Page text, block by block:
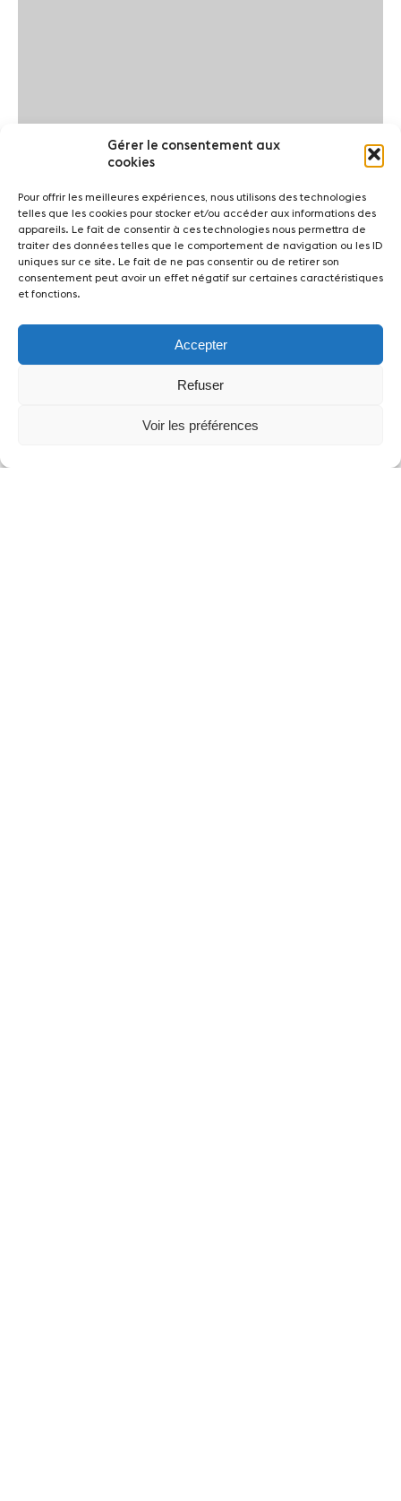
Gérer le consentement aux
cookies
Pour offrir les meilleures expériences, nous utilisons des technologies
telles que les cookies pour stocker et/ou accéder aux informations des
appareils. Le fait de consentir à ces technologies nous permettra de
traiter des données telles que le comportement de navigation ou les ID
uniques sur ce site. Le fait de ne pas consentir ou de retirer son
consentement peut avoir un effet négatif sur certaines caractéristiques
et fonctions.
Accepter
Refuser
Voir les préférences